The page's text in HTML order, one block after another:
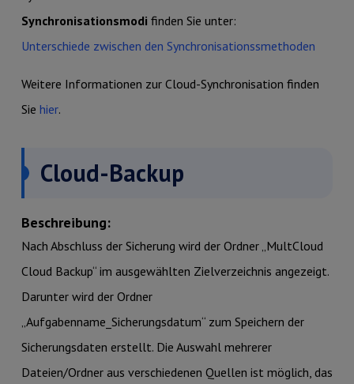
Synchronisationsmodi finden Sie unter:
Unterschiede zwischen den Synchronisationssmethoden
Weitere Informationen zur Cloud-Synchronisation finden
Sie hier.
Cloud-Backup
Beschreibung:
Nach Abschluss der Sicherung wird der Ordner „MultCloud
Cloud Backup“ im ausgewählten Zielverzeichnis angezeigt.
Darunter wird der Ordner
„Aufgabenname_Sicherungsdatum“ zum Speichern der
Sicherungsdaten erstellt. Die Auswahl mehrerer
Dateien/Ordner aus verschiedenen Quellen ist möglich, das